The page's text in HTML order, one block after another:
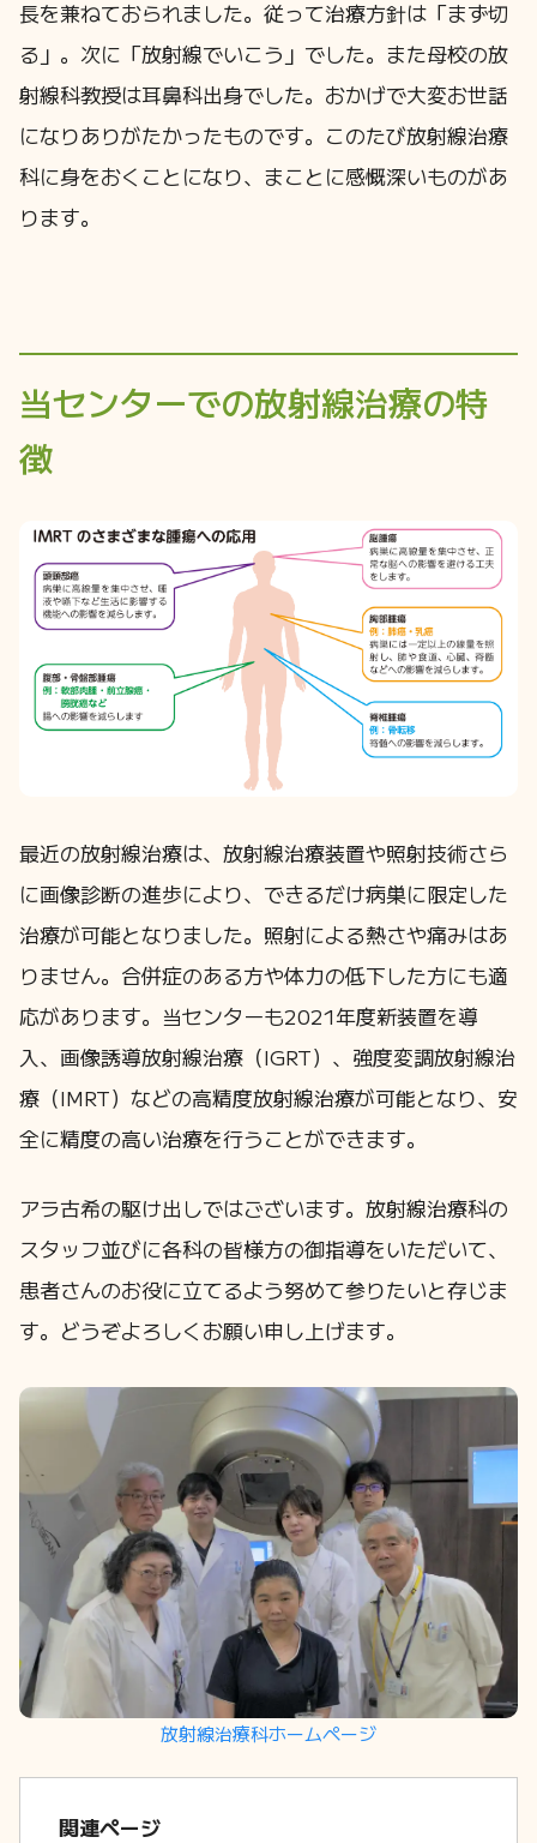
長を兼ねておられました。従って治療方針は「まず切
る」。次に「放射線でいこう」でした。また母校の放
射線科教授は耳鼻科出身でした。おかげで大変お世話
になりありがたかったものです。このたび放射線治療
科に身をおくことになり、まことに感慨深いものがあ
ります。
当センターでの放射線治療の特
徴
最近の放射線治療は、放射線治療装置や照射技術さら
に画像診断の進歩により、できるだけ病巣に限定した
治療が可能となりました。照射による熱さや痛みはあ
りません。合併症のある方や体力の低下した方にも適
応があります。当センターも2021年度新装置を導
入、画像誘導放射線治療（IGRT）、強度変調放射線治
療（IMRT）などの高精度放射線治療が可能となり、安
全に精度の高い治療を行うことができます。
アラ古希の駆け出しではございます。放射線治療科の
スタッフ並びに各科の皆様方の御指導をいただいて、
患者さんのお役に立てるよう努めて参りたいと存じま
す。どうぞよろしくお願い申し上げます。
放射線治療科ホームページ
関連ページ